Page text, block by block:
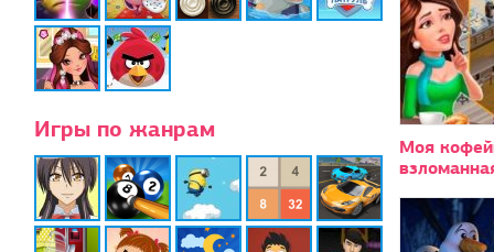
Игры по жанрам
Моя